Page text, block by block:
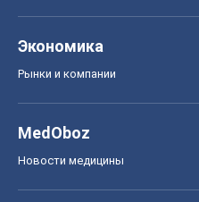
Экономика
Рынки и компании
MedOboz
Новости медицины